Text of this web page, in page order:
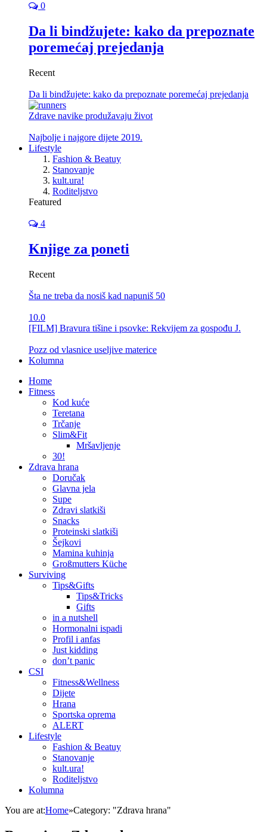
0
Da li bindžujete: kako da prepoznate
poremećaj prejedanja
Recent
Da li bindžujete: kako da prepoznate poremećaj prejedanja
Zdrave navike produžavaju život
Najbolje i najgore dijete 2019.
Lifestyle
Fashion & Beatuy
Stanovanje
kult.ura!
Roditeljstvo
Featured
4
Knjige za poneti
Recent
Šta ne treba da nosiš kad napuniš 50
10.0
[FILM] Bravura tišine i psovke: Rekvijem za gospođu J.
Pozz od vlasnice useljive materice
Kolumna
Home
Fitness
Kod kuće
Teretana
Trčanje
Slim&Fit
Mršavljenje
30!
Zdrava hrana
Doručak
Glavna jela
Supe
Zdravi slatkiši
Snacks
Proteinski slatkiši
Šejkovi
Mamina kuhinja
Großmutters Küche
Surviving
Tips&Gifts
Tips&Tricks
Gifts
in a nutshell
Hormonalni ispadi
Profil i anfas
Just kidding
don’t panic
CSI
Fitness&Wellness
Dijete
Hrana
Sportska oprema
ALERT
Lifestyle
Fashion & Beatuy
Stanovanje
kult.ura!
Roditeljstvo
Kolumna
You are at:Home»Category: "Zdrava hrana"